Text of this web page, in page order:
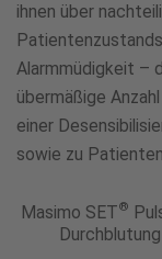
ihnen über
Alarmmüdigkeit –
übermäßige
einer
sowie zu
Masimo SET®